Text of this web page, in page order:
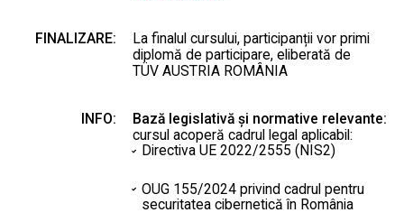
FINALIZARE:
La finalul cursului, participanții vor primi
diplomă de participare, eliberată de
TÜV AUSTRIA ROMÂNIA
INFO:
Bază legislativă și normative relevante:
cursul acoperă cadrul legal aplicabil:
Directiva UE 2022/2555 (NIS2)
OUG 155/2024 privind cadrul pentru
securitatea cibernetică în România